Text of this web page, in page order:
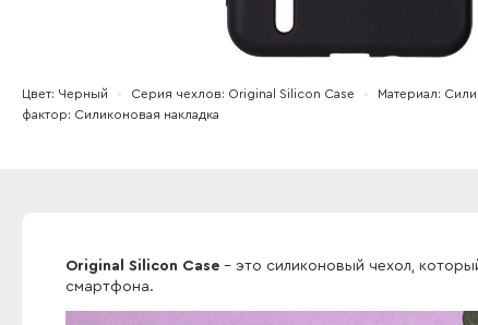
Цвет Черный Серия чехлов Original Silicon Case Материал
фактор
Силиконовая накладка
Original Silicon Case - это силиконовый чехол,
смартфона.